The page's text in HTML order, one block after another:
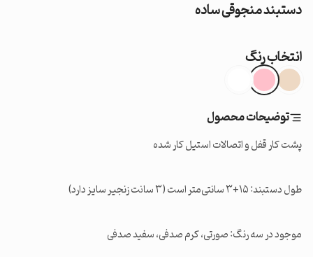
دستبند منجوقی ساده
انتخاب رنگ
توضیحات محصول
موجود در سه رنگ: صورتی، کرم صدفی، سفید صدفی